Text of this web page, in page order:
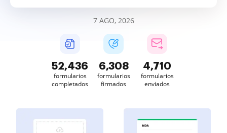
7 AGO, 2026
52,436
formularios
completados
6,308
formularios
firmados
4,710
formularios
enviados